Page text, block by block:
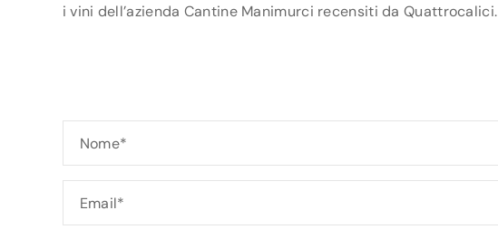
i vini dell’azienda Cantine Manimurci recensiti da Quattrocalici.